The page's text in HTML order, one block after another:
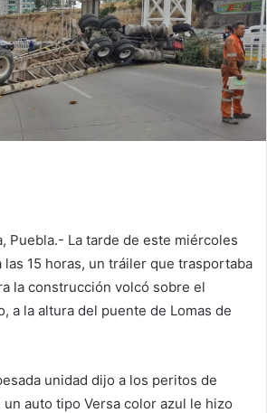
Puebla.- La tarde de este miércoles
las 15 horas, un tráiler que trasportaba
la construcción volcó sobre el
a la altura del puente de Lomas de
unidad dijo a los peritos de
un auto tipo Versa color azul le hizo